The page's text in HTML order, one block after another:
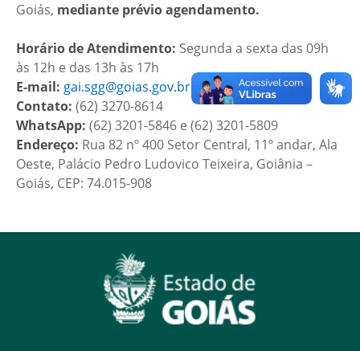
Goiás, mediante prévio agendamento.
Horário de Atendimento: Segunda a sexta das 09h
às 12h e das 13h às 17h
E-mail: gai.sgg@goias.gov.br
Contato: (62) 3270-8614
WhatsApp: (62) 3201-5846 e (62) 3201-5809
Endereço: Rua 82 nº 400 Setor Central, 11º andar, Ala
Oeste, Palácio Pedro Ludovico Teixeira, Goiânia –
Goiás, CEP: 74.015-908